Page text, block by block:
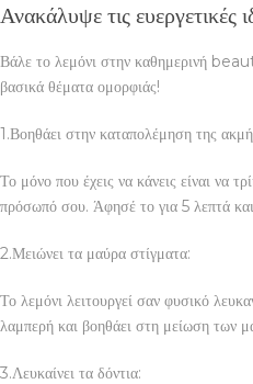
Ανακάλυψε τις ευεργετικές
Βάλε το λεμόνι στην καθημερινή
βασικά θέματα ομορφιάς!
1.Βοηθάει στην καταπολέμηση της
Το μόνο που έχεις να κάνεις είναι να
πρόσωπό σου. Άφησέ το για 5 λεπτά
2.Μειώνει τα μαύρα στίγματα:
Το λεμόνι λειτουργεί σαν φυσικό
λαμπερή και βοηθάει στη μείωση των
3.Λευκαίνει τα δόντια: